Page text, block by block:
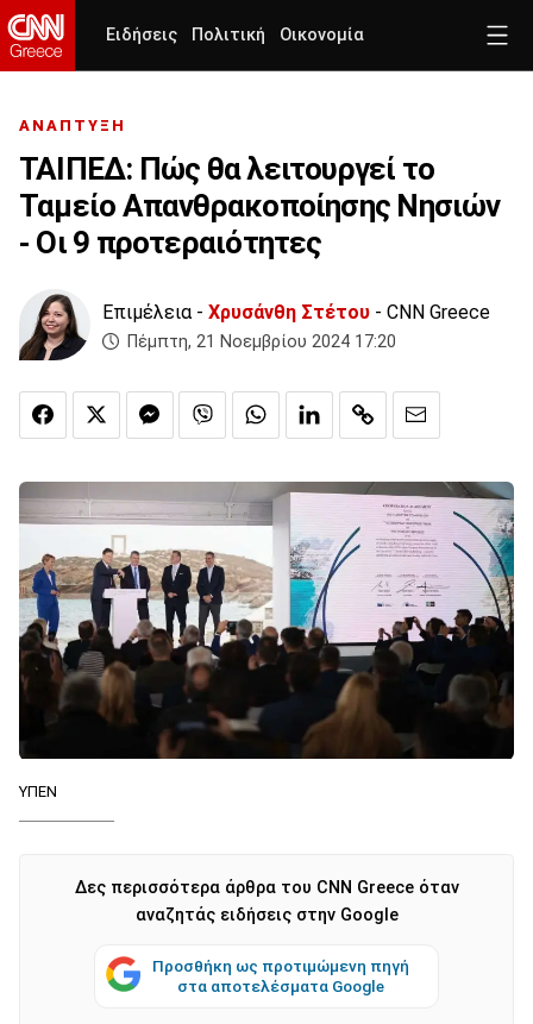
Ειδήσεις Πολιτική Οικονομία
ΑΝΑΠΤΥΞΗ
ΤΑΙΠΕΔ: Πώς θα λειτουργεί το
Ταμείο Απανθρακοποίησης Νησιών
- Οι 9 προτεραιότητες
Επιμέλεια - Χρυσάνθη Στέτου - CNN Greece
Πέμπτη, 21 Νοεμβρίου 2024 17:20
ΥΠΕΝ
Δες περισσότερα άρθρα του CNN Greece όταν
αναζητάς ειδήσεις στην Google
Προσθήκη ως προτιμώμενη πηγή
στα αποτελέσματα Google